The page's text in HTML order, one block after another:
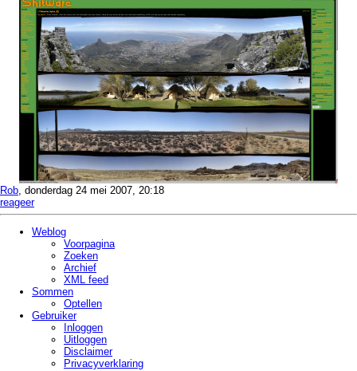
Rob, donderdag 24 mei 2007, 20:18
reageer
Weblog
Voorpagina
Zoeken
Archief
XML feed
Sommen
Optellen
Gebruiker
Inloggen
Uitloggen
Disclaimer
Privacy­verklaring